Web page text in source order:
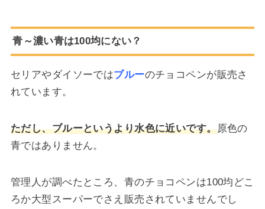
青～濃い青は100均にない？
セリアやダイソーではブルーのチョコペンが販売さ
れています。
ただし、ブルーというより水色に近いです。原色の
青ではありません。
管理人が調べたところ、青のチョコペンは100均どこ
ろか大型スーパーでさえ販売されていませんでし